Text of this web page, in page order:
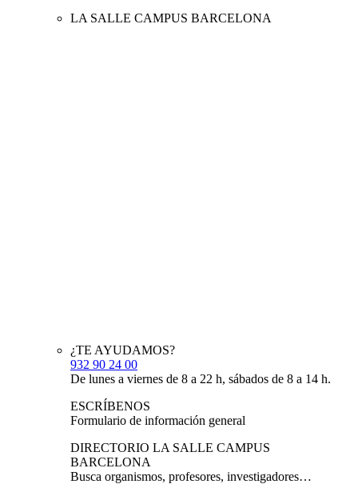
LA SALLE CAMPUS BARCELONA
¿TE AYUDAMOS?
932 90 24 00
De lunes a viernes de 8 a 22 h, sábados de 8 a 14 h.
ESCRÍBENOS
Formulario de información general
DIRECTORIO LA SALLE CAMPUS
BARCELONA
Busca organismos, profesores, investigadores…